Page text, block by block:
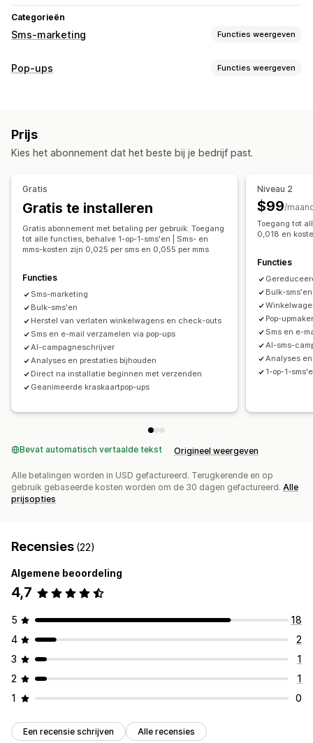
Categorieën
Sms-marketing Functies weergeven
Campagnes beheren
Analytics in realtime
Aangepaste segmenten
Aanmelden
Workflow-automatisering
Winkelwagenherstel
Kortingscodes
Bestelbevestigingen
Terugwincampagnes
Pop-ups Functies weergeven
Winkelwagenpop-ups
Pop-ups op maat
Prijs
Kies het abonnement dat het beste bij je bedrijf past.
Gratis
Gratis te installeren
Gratis abonnement met betaling per gebruik. Toegang
tot alle functies, behalve 1-op-1-sms'en | Sms- en
mms-kosten zijn 0,025 per sms en 0,055 per mms
Functies
Sms-marketing
Bulk-sms'en
Herstel van verlaten winkelwagens en check-outs
Sms en e-mail verzamelen via pop-ups
AI-campagneschrijver
Analyses en prestaties bijhouden
Direct na installatie beginnen met verzenden
Geanimeerde kraskaartpop-ups
Niveau 2
$99/
Toegang tot
0,018 en
Functies
Bulk-sms'en
Pop-
Sms en e-
AI-sms-
Analyses
1-op-1-
Bevat automatisch vertaalde tekst Origineel weergeven
Alle betalingen worden in USD gefactureerd. Terugkerende en op
gebruik gebaseerde kosten worden om de 30 dagen gefactureerd. Alle
prijsopties
Recensies (22)
Algemene beoordeling
4,7
5
18
4
2
3
1
2
1
1
0
Een recensie schrijven Alle recensies